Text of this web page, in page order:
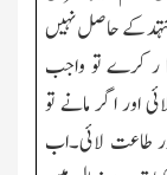
کے حاصل نہیں
ر کرے تو واجب
اور اگر مانے تو
طاعت لائی۔اب